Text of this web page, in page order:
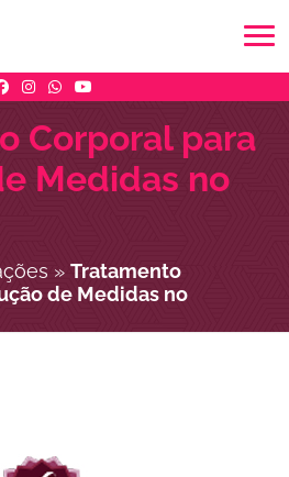
Corporal para
Medidas no
»Tratamento
de Medidas no